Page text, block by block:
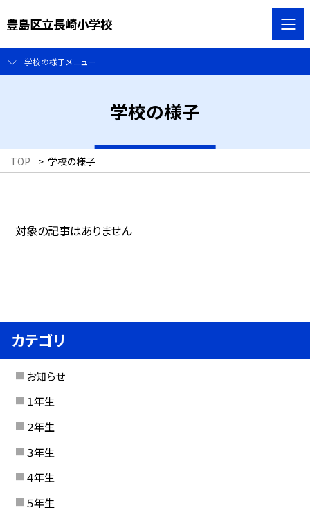
豊島区立長崎小学校
学校の様子メニュー
学校の様子
TOP > 学校の様子
対象の記事はありません
カテゴリ
お知らせ
１年生
２年生
３年生
４年生
５年生